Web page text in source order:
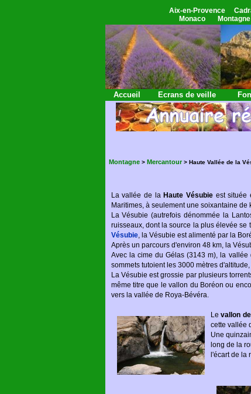
Aix-en-Provence
Monaco
Montagne
Accueil Ecrans de veille
Montagne > Mercantour > Haute Vallée de la
La vallée de la Haute Vésubieest située
Maritimes, à seulement une soixantaine de
La Vésubie (autrefois dénommée la
ruisseaux, dont la source la plus élevée
Vésubie, la Vésubie est alimenté par la
Après un parcours d'environ 48 km, la
Avec la cime du Gélas (3143 m), la
sommets tutoient les 3000 mètres
La Vésubie est grossie par plusieurs
même titre que le vallon du Boréon ou
vers la vallée de Roya-Bévéra.
Levallon
cette vallée
Une
long de la
l'écart de la